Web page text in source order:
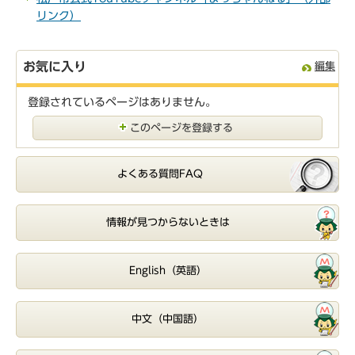
リンク）
お気に入り 編集
登録されているページはありません。
このページを登録する
よくある質問FAQ
情報が見つからないときは
English（英語）
中文（中国語）